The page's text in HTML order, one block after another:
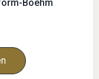
Boehm